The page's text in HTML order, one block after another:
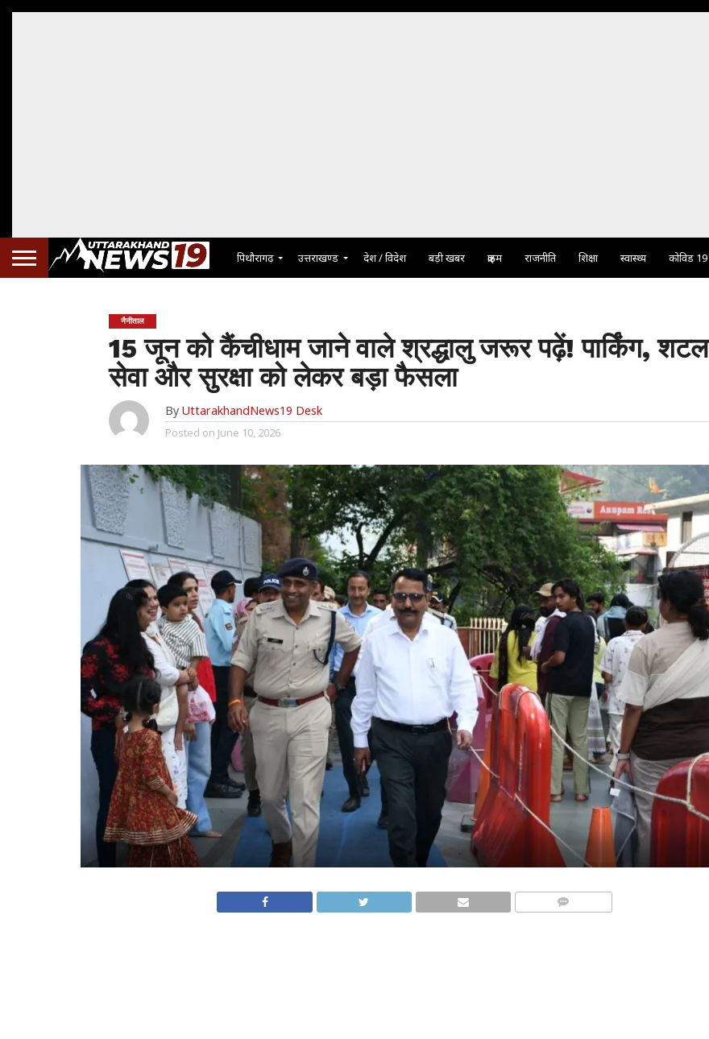
पिथौरागढ़ उत्तराखण्ड देश / विदेश बड़ी खबर क्राइम राजनीति शिक्षा स्वास्थ्य कोविड 19
नैनीताल
15 जून को कैंचीधाम जाने वाले श्रद्धालु जरूर पढ़ें! पार्किंग, शटल
सेवा और सुरक्षा को लेकर बड़ा फैसला
By UttarakhandNews19 Desk
Posted on June 10, 2026